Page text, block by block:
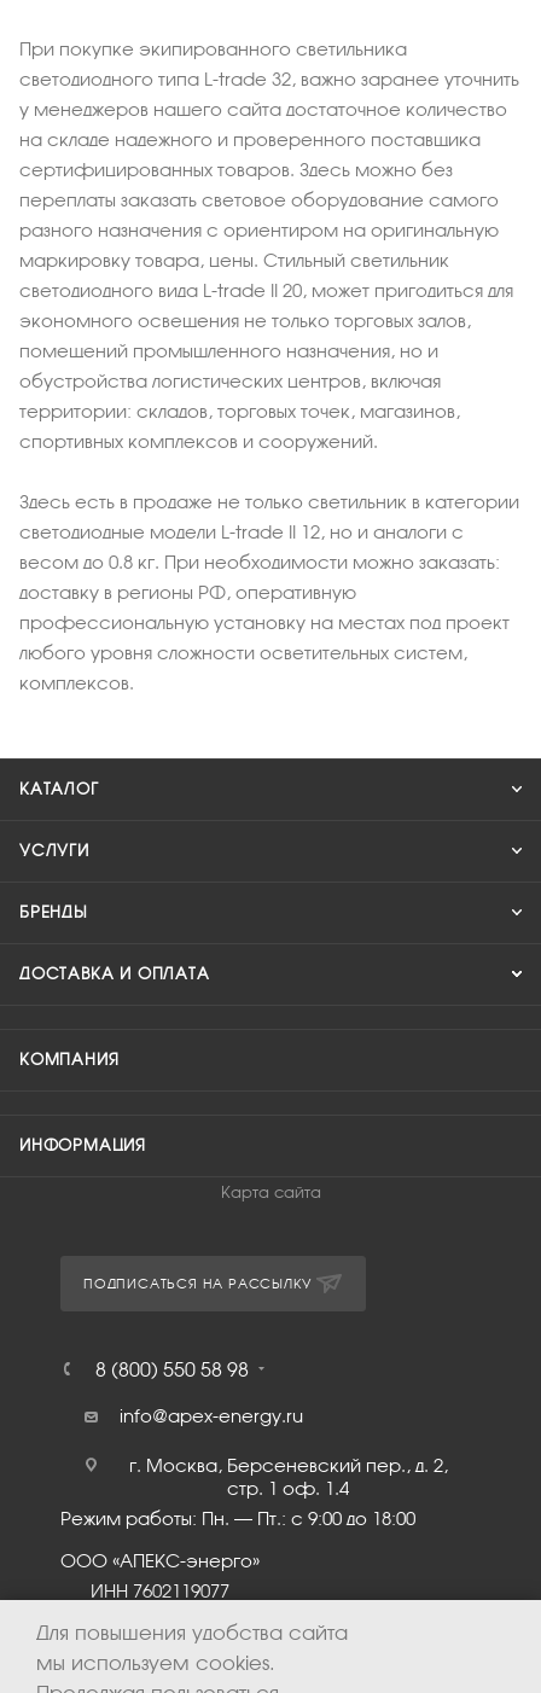
При покупке экипированного светильника
светодиодного типа L-trade 32, важно заранее уточнить
у менеджеров нашего сайта достаточное количество
на складе надежного и проверенного поставщика
сертифицированных товаров. Здесь можно без
переплаты заказать световое оборудование самого
разного назначения с ориентиром на оригинальную
маркировку товара, цены. Стильный светильник
светодиодного вида L-trade II 20, может пригодиться для
экономного освещения не только торговых залов,
помещений промышленного назначения, но и
обустройства логистических центров, включая
территории: складов, торговых точек, магазинов,
спортивных комплексов и сооружений.
Здесь есть в продаже не только светильник в категории
светодиодные модели L-trade II 12, но и аналоги с
весом до 0.8 кг. При необходимости можно заказать:
доставку в регионы РФ, оперативную
профессиональную установку на местах под проект
любого уровня сложности осветительных систем,
комплексов.
КАТАЛОГ
УСЛУГИ
БРЕНДЫ
ДОСТАВКА И ОПЛАТА
КОМПАНИЯ
ИНФОРМАЦИЯ
Карта сайта
ПОДПИСАТЬСЯ НА РАССЫЛКУ
8 (800) 550 58 98
info@apex-energy.ru
г. Москва, Берсеневский пер., д. 2,
стр. 1 оф. 1.4
Режим работы: Пн. – Пт.: с 9:00 до 18:00
ООО «АПЕКС-энерго»
ИНН 7602119077
Для повышения удобства сайта
мы используем cookies.